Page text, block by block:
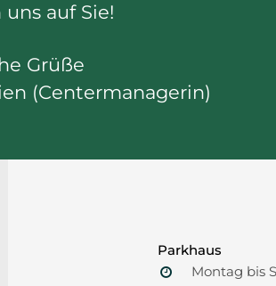
auf Sie!
Grüße
(Centermanagerin)
Parkhaus
Montag bis